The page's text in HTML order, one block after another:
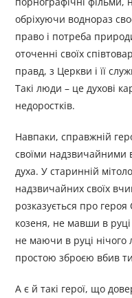
обріхуючи воднораз
право і потреба
оточенні своїх
правд, з Церкви і її
Такі люди – це духові
недоростків.
Навпаки, справжній
своїми надзвичайними
духа. У старинній
надзвичайних своїх
розказується про
козеня, не мавши в
не маючи в руці
простою зброєю вбив
А є й такі герої, що